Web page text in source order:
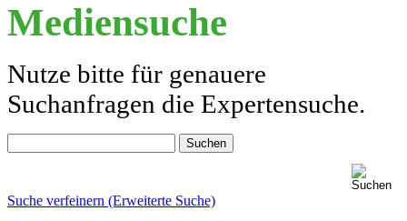
Mediensuche
Nutze bitte für genauere
Suchanfragen die Expertensuche.
Suche verfeinern (Erweiterte Suche)